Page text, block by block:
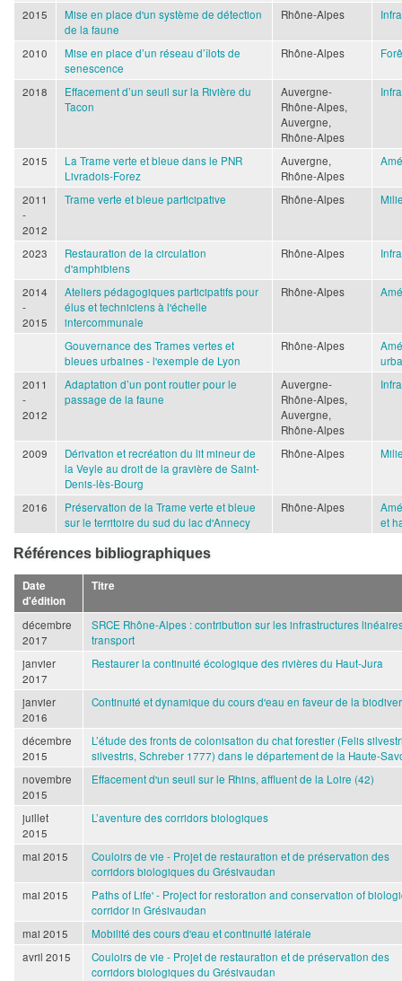
2015
Mise en place d'un système de détection
de la faune
Rhône-Alpes
2010
Mise en place d’un réseau d’îlots de
senescence
Rhône-Alpes
2018
Effacement d’un seuil sur la Rivière du
Tacon
Auvergne-
Rhône-Alpes,
Auvergne,
Rhône-Alpes
2015
La Trame verte et bleue dans le PNR
Livradois-Forez
Auvergne,
Rhône-Alpes
2011
-
2012
Trame verte et bleue participative Rhône-Alpes
2023
Restauration de la circulation
d'amphibiens
Rhône-Alpes
2014
-
2015
Ateliers pédagogiques participatifs pour
élus et techniciens à l'échelle
intercommunale
Rhône-Alpes
Gouvernance des Trames vertes et
bleues urbaines - l'exemple de Lyon
Rhône-Alpes
2011
-
2012
Adaptation d’un pont routier pour le
passage de la faune
Auvergne-
Rhône-Alpes,
Auvergne,
Rhône-Alpes
2009
Dérivation et recréation du lit mineur de
la Veyle au droit de la gravière de Saint-
Denis-lès-Bourg
Rhône-Alpes
2016
Préservation de la Trame verte et bleue
sur le territoire du sud du lac d'Annecy
Rhône-Alpes
et
Références bibliographiques
Date
d'édition
Titre
décembre
2017
SRCE Rhône-Alpes : contribution sur les infrastructures
transport
janvier
2017
Restaurer la continuité écologique des rivières du Haut-Jura
janvier
2016
Continuité et dynamique du cours d'eau en faveur de la
décembre
2015
L’étude des fronts de colonisation du chat forestier (Felis
silvestris, Schreber 1777) dans le département de la Haute-
novembre
2015
Effacement d'un seuil sur le Rhins, affluent de la Loire (42)
juillet
2015
L’aventure des corridors biologiques
mai 2015
Couloirs de vie - Projet de restauration et de préservation des
corridors biologiques du Grésivaudan
mai 2015
Paths of Life' - Project for restoration and conservation of
corridor in Grésivaudan
mai 2015
Mobilité des cours d'eau et continuité latérale
avril 2015
Couloirs de vie - Projet de restauration et de préservation des
corridors biologiques du Grésivaudan